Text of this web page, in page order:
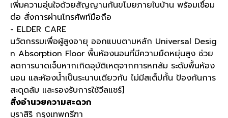
เพิ่มความอุ่นใจด้วยสัญญานกันขโมยภายในบ้าน พร้อมเชื่อม
ต่อ สั่งการผ่านโทรศัพท์มือถือ
- ELDER CARE
นวัตกรรมเพื่อผู้สูงอายุ ออกแบบตามหลัก Universal Desig
n Absorption Floor พื้นห้องนอนที่มีความยืดหยุ่นสูง ช่วย
ลดการบาดเจ็บหากเกิดอุบัติเหตุจากการหกล้ม ระดับพื้นห้อง
นอน และห้องน้ำเป็นระนาบเดียวกัน ไม่มีสเต็ปกั้น ป้องกันการ
สะดุดล้ม และรองรับการใช้วีลแชร์]
สิ่งอำนวยความสะดวก
บุราสิริ กรุงเทพกรีฑา